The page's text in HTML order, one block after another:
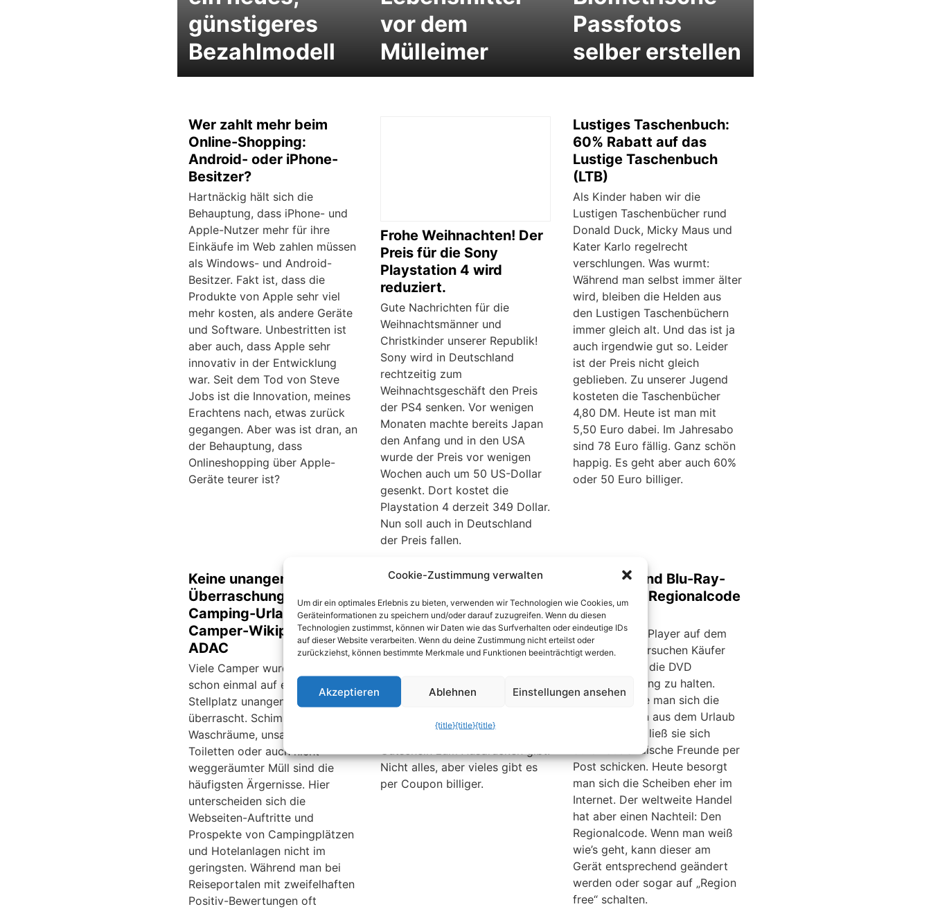
günstigeres
Bezahlmodell
vor dem
Mülleimer
Passfotos
selber erstellen
Wer zahlt mehr beim
Online-Shopping:
Android- oder iPhone-
Besitzer?
Hartnäckig hält sich die
Behauptung, dass iPhone- und
Apple-Nutzer mehr für ihre
Einkäufe im Web zahlen müssen
als Windows- und Android-
Besitzer. Fakt ist, dass die
Produkte von Apple sehr viel
mehr kosten, als andere Geräte
und Software. Unbestritten ist
aber auch, dass Apple sehr
innovativ in der Entwicklung
war. Seit dem Tod von Steve
Jobs ist die Innovation, meines
Erachtens nach, etwas zurück
gegangen. Aber was ist dran, an
der Behauptung, dass
Onlineshopping über Apple-
Geräte teurer ist?
Frohe Weihnachten! Der
Preis für die Sony
Playstation 4 wird
reduziert.
Gute Nachrichten für die
Weihnachtsmänner und
Christkinder unserer Republik!
Sony wird in Deutschland
rechtzeitig zum
Weihnachtsgeschäft den Preis
der PS4 senken. Vor wenigen
Monaten machte bereits Japan
den Anfang und in den USA
wurde der Preis vor wenigen
Wochen auch um 50 US-Dollar
gesenkt. Dort kostet die
Playstation 4 derzeit 349 Dollar.
Nun soll auch in Deutschland
der Preis fallen.
Lustiges Taschenbuch:
60% Rabatt auf das
Lustige Taschenbuch
(LTB)
Als Kinder haben wir die
Lustigen Taschenbücher rund
Donald Duck, Micky Maus und
Kater Karlo regelrecht
verschlungen. Was wurmt:
Während man selbst immer älter
wird, bleiben die Helden aus
den Lustigen Taschenbüchern
immer gleich alt. Und das ist ja
auch irgendwie gut so. Leider
ist der Preis nicht gleich
geblieben. Zu unserer Jugend
kosteten die Taschenbücher
4,80 DM. Heute ist man mit
5,50 Euro dabei. Im Jahresabo
sind 78 Euro fällig. Ganz schön
happig. Es geht aber auch 60%
oder 50 Euro billiger.
Keine unangenehmen
Überraschungen beim
Camping-Urlaub mit
Camper-Wikipedia vom
ADAC
Viele Camper wurden bestimmt
schon einmal auf einem
Stellplatz unangenehm
überrascht. Schimmelige
Waschräume, unsaubere
Toiletten oder auch nicht
weggeräumter Müll sind die
häufigsten Ärgernisse. Hier
unterscheiden sich die
Webseiten-Auftritte und
Prospekte von Campingplätzen
und Hotelanlagen nicht im
geringsten. Während man bei
Reiseportalen mit zweifelhaften
Positiv-Bewertungen oft
Mc Donalds Gutscheine
und Coupons zum
Ausdrucken
(McDonalds)
Lust auf einen Big Mac oder
zu McDonalds geht, sollte vor
dem „Restaurant“-Besuch
oder anderen Mc-Donalds-
Gutschein zum Ausdrucken gibt.
Nicht alles, aber vieles gibt es
per Coupon billiger.
Bei DVD- und Blu-Ray-
Player den Regionalcode
ändern
Seitdem DVD-Player auf dem
Markt sind, versuchen Käufer
die Kosten für die DVD
möglichst gering zu halten.
Früher brachte man sich die
Silberscheiben aus dem Urlaub
mit, oder man ließ sie sich
durch ausländische Freunde per
Post schicken. Heute besorgt
man sich die Scheiben eher im
Internet. Der weltweite Handel
hat aber einen Nachteil: Den
Regionalcode. Wenn man weiß
wie’s geht, kann dieser am
Gerät entsprechend geändert
werden oder sogar auf „Region
free“ schalten.
Cookie-Zustimmung verwalten
Um dir ein optimales Erlebnis zu bieten, verwenden wir Technologien wie Cookies, um
Geräteinformationen zu speichern und/oder darauf zuzugreifen. Wenn du diesen
Technologien zustimmst, können wir Daten wie das Surfverhalten oder eindeutige IDs
auf dieser Website verarbeiten. Wenn du deine Zustimmung nicht erteilst oder
zurückziehst, können bestimmte Merkmale und Funktionen beeinträchtigt werden.
Akzeptieren Ablehnen Einstellungen ansehen
{title}{title}{title}